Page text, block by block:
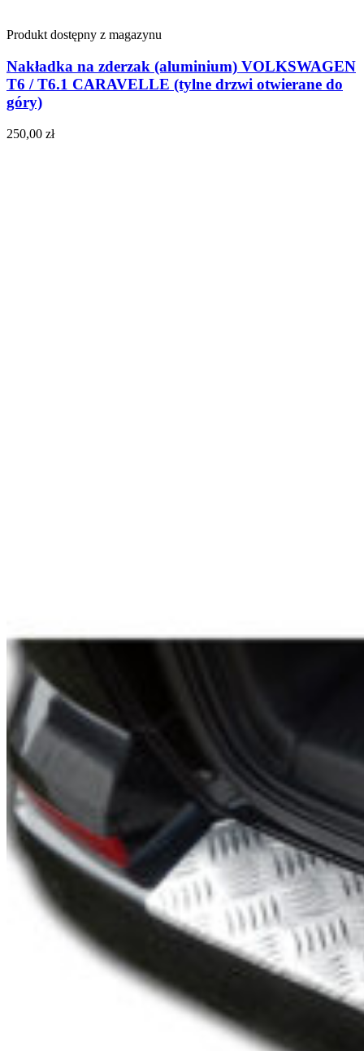
Produkt dostępny z magazynu
Nakładka na zderzak (aluminium) VOLKSWAGEN
T6 / T6.1 CARAVELLE (tylne drzwi otwierane do
góry)
250,00 zł